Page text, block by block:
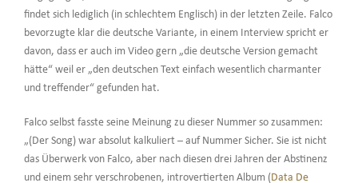
findet sich lediglich (in schlechtem Englisch) in der letzten Zeile. Falco
bevorzugte klar die deutsche Variante, in einem Interview spricht er
davon, dass er auch im Video gern „die deutsche Version gemacht
hätte“ weil er „den deutschen Text einfach wesentlich charmanter
und treffender“ gefunden hat.
Falco selbst fasste seine Meinung zu dieser Nummer so zusammen:
„(Der Song) war absolut kalkuliert – auf Nummer Sicher. Sie ist nicht
das Überwerk von Falco, aber nach diesen drei Jahren der Abstinenz
und einem sehr verschrobenen, introvertierten Album (Data De